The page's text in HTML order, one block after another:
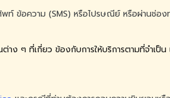
ท์ ข้อความ (SMS) หรือไปรษณีย์ หรือผ่านช่อง
ง ๆ ที่เกี่ยว ข้องกับการให้บริการตามที่จำเป็น